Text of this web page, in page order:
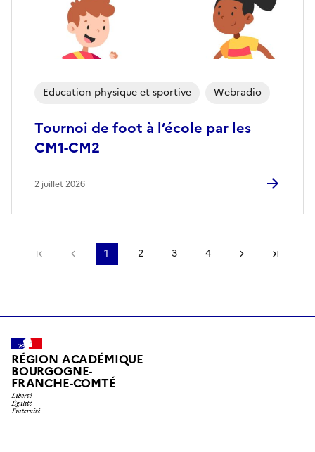
Tournoi de foot à l’école par les
CM1-CM2
Education physique et sportive Webradio
2 juillet 2026
Première pagePage précédente
1 2 3 4 Page
RÉGION ACADÉMIQUE
BOURGOGNE-
FRANCHE-COMTÉ